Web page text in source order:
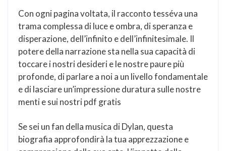
Con ogni pagina voltata, il racconto tesséva una
trama complessa di luce e ombra, di speranza e
disperazione, dell’infinito e dell’infinitesimale. Il
potere della narrazione sta nella sua capacità di
toccare i nostri desideri e le nostre paure più
profonde, di parlare a noi a un livello fondamentale
e di lasciare un’impressione duratura sulle nostre
menti e sui nostri pdf gratis
Se sei un fan della musica di Dylan, questa
biografia approfondirà la tua apprezzazione e